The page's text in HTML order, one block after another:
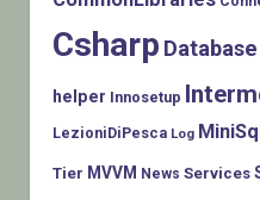
Csharp Database
helper Innosetup
LezioniDiPesca Log
Tier MVVM News Services